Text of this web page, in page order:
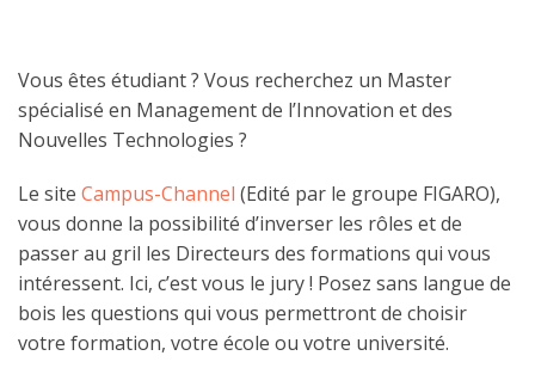
Vous êtes étudiant ? Vous recherchez un Master
spécialisé en Management de l’Innovation et des
Nouvelles Technologies ?
Le site Campus-Channel (Edité par le groupe FIGARO),
vous donne la possibilité d’inverser les rôles et de
passer au gril les Directeurs des formations qui vous
intéressent. Ici, c’est vous le jury ! Posez sans langue de
bois les questions qui vous permettront de choisir
votre formation, votre école ou votre université.